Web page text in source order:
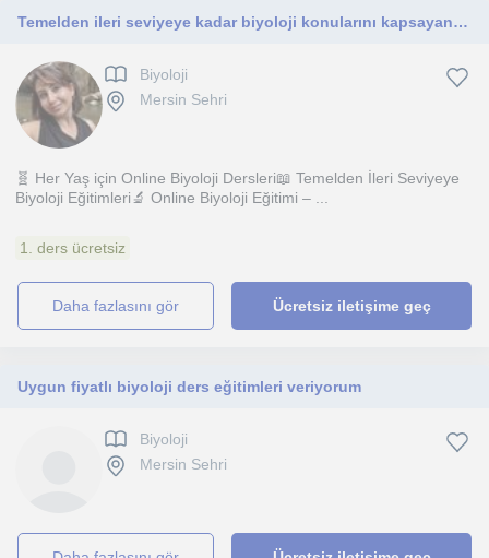
Temelden ileri seviyeye kadar biyoloji konularını kapsayan online derslerle her yaş ve seviyedeki öğrencilere destek veriyorum
Biyoloji
Mersin Sehri
🧬 Her Yaş için Online Biyoloji Dersleri📖 Temelden İleri Seviyeye
Biyoloji Eğitimleri🔬 Online Biyoloji Eğitimi – ...
1. ders ücretsiz
daha fazlasını gör Ücretsiz iletişime geç
Uygun fiyatlı biyoloji ders eğitimleri veriyorum
Biyoloji
Mersin Sehri